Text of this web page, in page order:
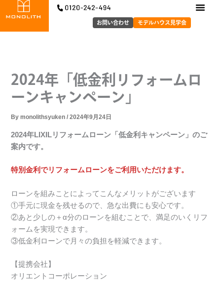
容
モデルハウス見学会
お問い合わせ
2024年「低金利リフォームロ
ーンキャンペーン」
Bymonolithsyuken/2024年9月24日
2024年LIXILリフォームローン「低金利キャンペーン」のご
案内です。
特別金利でリフォームローンをご利用いただけます。
ローンを組みことによってこんなメリットがございます
①手元に現金を残せるので、急な出費にも安心です。
②あと少しの＋α分のローンを組むことで、満足のいくリフ
ォームを実現できます。
③低金利ローンで月々の負担を軽減できます。
【提携会社】
オリエントコーポレーション